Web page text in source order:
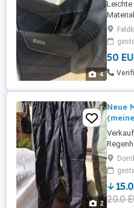
4
Größe:
50
2
Neue
seitlich
20.0